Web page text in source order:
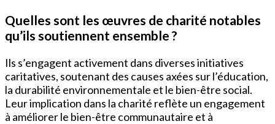
Quelles sont les œuvres de charité notables
qu’ils soutiennent ensemble ?
Ils s’engagent activement dans diverses initiatives
caritatives, soutenant des causes axées sur l’éducation,
la durabilité environnementale et le bien-être social.
Leur implication dans la charité reflète un engagement
à améliorer le bien-être communautaire et à